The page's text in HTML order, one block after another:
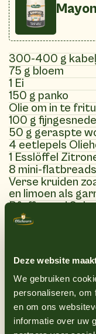
Deze website
We gebruiken
personaliseren, om
en om ons
informatie over uw
300-400 g
75 g bloem
1 Ei
150 g panko
Olie om in te
100 g
50 g geraspte
4 eetlepels
1 Esslöffel
8 mini-flatbreads
Verse kruiden
en limoen als
Pfeffer und Salz
Meng de
de Brander